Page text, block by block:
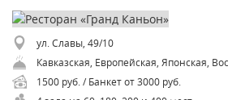
ул. Славы, 49/10
1500 руб. / Банкет от 3000 руб.